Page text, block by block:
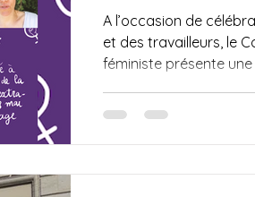
A l’occasion de
et des travailleurs, le
féministe présente une